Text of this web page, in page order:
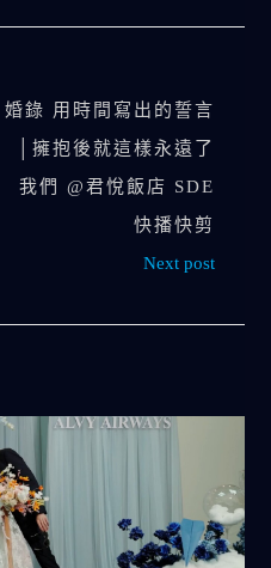
婚錄 用時間寫出的誓言
│擁抱後就這樣永遠了
我們 @君悅飯店 SDE
快播快剪
Next post